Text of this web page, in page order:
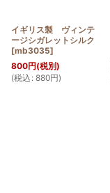
イギリス製 ヴィンテ
ージシガレットシルク
[mb3035]
800円(税別)
(税込 : 880円)